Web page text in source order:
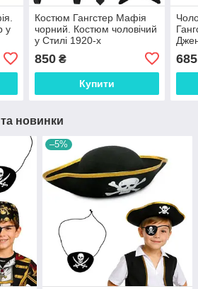
у
Костюм Гангстер Мафія
чорний. Костюм чоловічий
у Стилі 1920-х
850₴
Купити
685
та новинки
–5%